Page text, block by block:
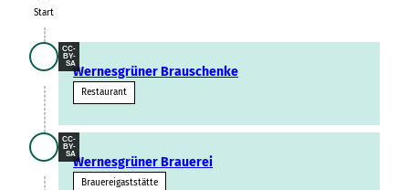
Start
CC-
BY-
SA
Wernesgrüner Brauschenke
Restaurant
CC-
BY-
SA
Wernesgrüner Brauerei
Brauereigaststätte